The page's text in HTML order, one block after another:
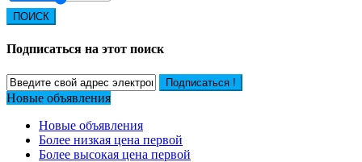
ПОИСК
Подписаться на этот поиск
Подписаться !
Новые объявления
Новые объявления
Более низкая цена первой
Более высокая цена первой